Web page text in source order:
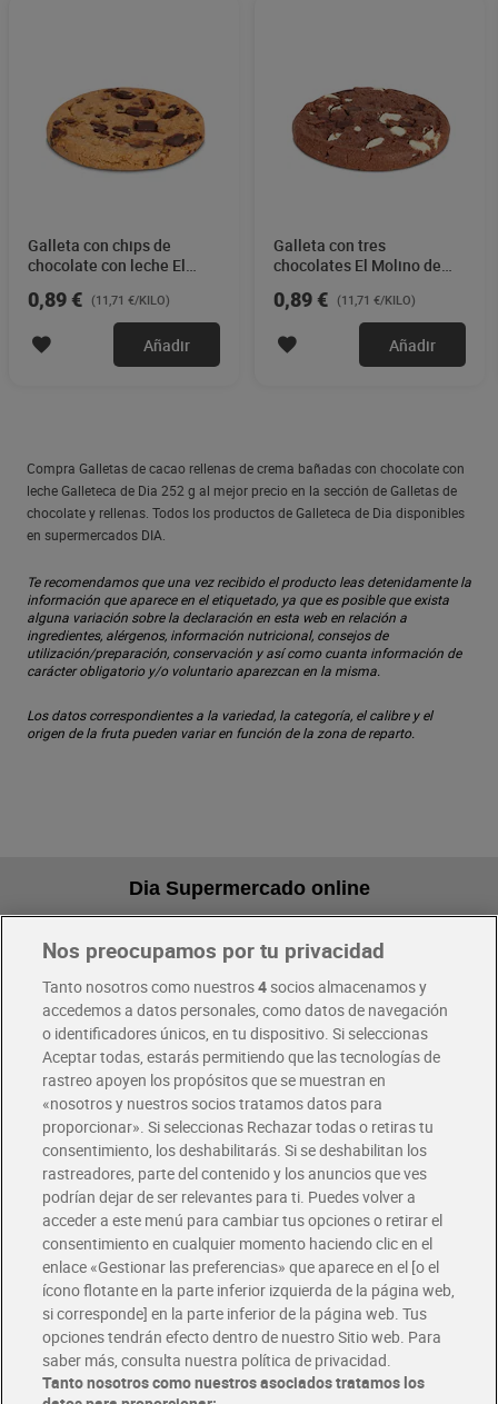
Galleta con chips de
chocolate con leche El
0,89 € (11,71 €/KILO)
Añadir
Galleta con tres
chocolates El Molino de
0,89 € (11,71 €/KILO)
Añadir
Compra Galletas de cacao rellenas de crema bañadas con chocolate con
leche Galleteca de Dia 252 g al mejor precio en la sección de Galletas de
chocolate y rellenas. Todos los productos de Galleteca de Dia disponibles
en supermercados DIA.
Te recomendamos que una vez recibido el producto leas detenidamente la
información que aparece en el etiquetado, ya que es posible que exista
alguna variación sobre la declaración en esta web en relación a
ingredientes, alérgenos, información nutricional, consejos de
utilización/preparación, conservación y así como cuanta información de
carácter obligatorio y/o voluntario aparezcan en la misma.
Los datos correspondientes a la variedad, la categoría, el calibre y el
origen de la fruta pueden variar en función de la zona de reparto.
Dia Supermercado online
Pide hoy, recibe hoy
Envío gratis por compras superiores a 100€
Envío estandar por 4,99€
Glovo y Uber Eats
Solicita tu factura de Glovo o Uber Eats
Únete al CLUB Dia
Disfruta las ventajas y ofertas exclusivas.
Descárgate la APP Dia
Folletos y Tiendas
Descubre las mejores ofertas y busca tu tienda más cercana
Tarjeta MaX Dia
Te devuelve hasta 8€/mes de tus compras.
Nos preocupamos por tu privacidad
Tanto nosotros como nuestros4socios almacenamos y
accedemos a datos personales, como datos de navegación
o identificadores únicos, en tu dispositivo. Si seleccionas
Aceptar todas, estarás permitiendo que las tecnologías de
rastreo apoyen los propósitos que se muestran en
«nosotros y nuestros socios tratamos datos para
proporcionar». Si seleccionas Rechazar todas o retiras tu
consentimiento, los deshabilitarás. Si se deshabilitan los
rastreadores, parte del contenido y los anuncios que ves
podrían dejar de ser relevantes para ti. Puedes volver a
acceder a este menú para cambiar tus opciones o retirar el
consentimiento en cualquier momento haciendo clic en el
enlace «Gestionar las preferencias» que aparece en el [o el
ícono flotante en la parte inferior izquierda de la página web,
si corresponde] en la parte inferior de la página web. Tus
opciones tendrán efecto dentro de nuestro Sitio web. Para
saber más, consulta nuestra política de privacidad.
Tanto nosotros como nuestros asociados tratamos los